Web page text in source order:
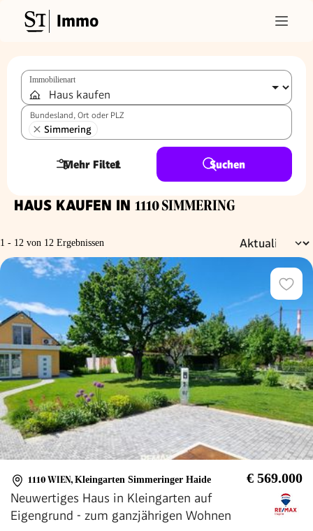
Immo
Immobilienart
Bundesland, Ort oder PLZ
Simmering
Mehr Filter
1 Suchen
HAUS KAUFEN IN 1110 SIMMERING
1 - 12 von 12 Ergebnissen
1110 WIEN, Kleingarten Simmeringer Haide € 569.000
Neuwertiges Haus in Kleingarten auf
Eigengrund - zum ganzjährigen Wohnen